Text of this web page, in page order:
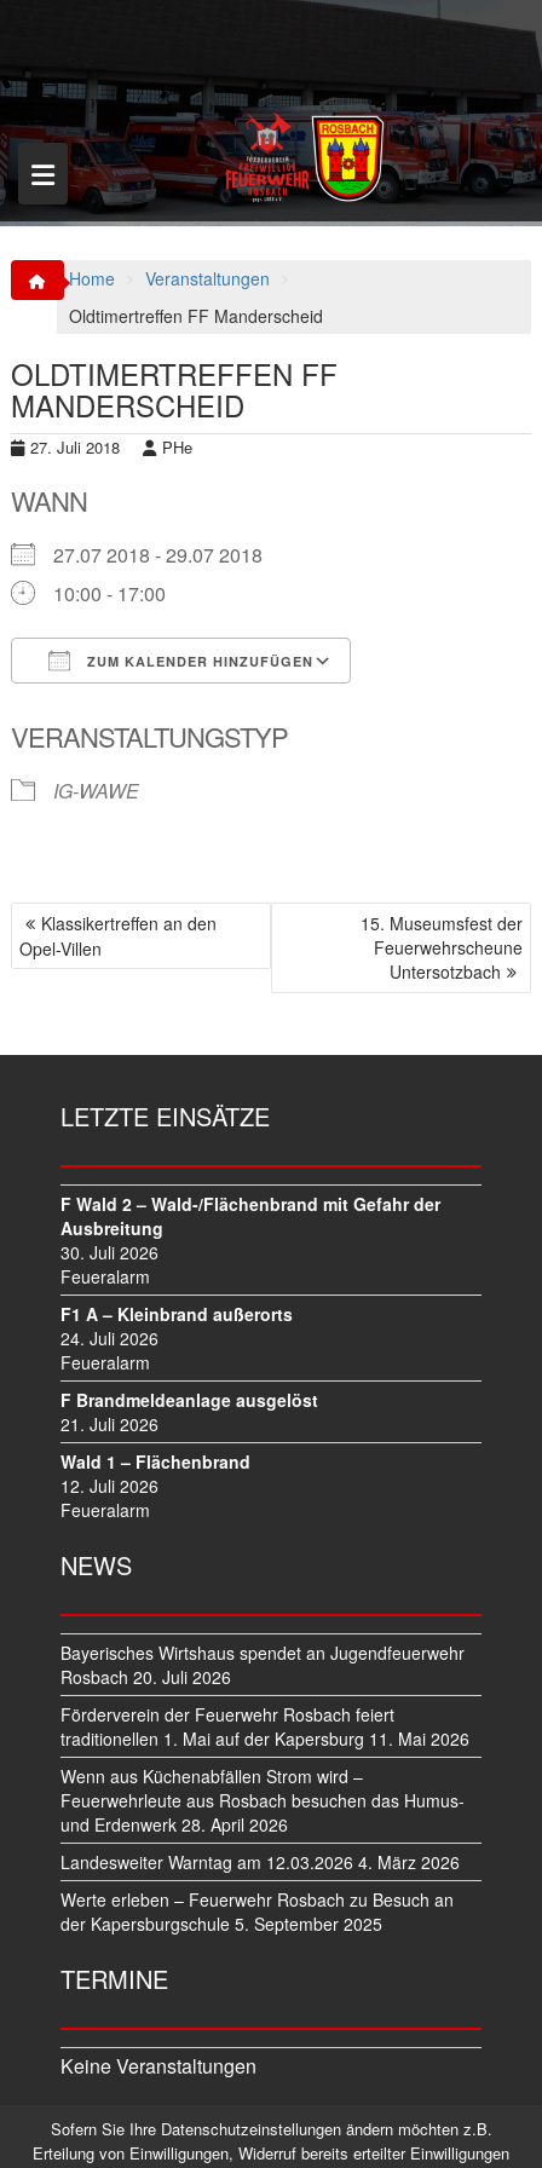
p
o
c
o
n
t
Home
Veranstaltungen
Oldtimertreffen FF Manderscheid
OLDTIMERTREFFEN FF
MANDERSCHEID
27. Juli 2018 PHe
WANN
27.07 2018 - 29.07 2018
10:00 - 17:00
ZUM KALENDER HINZUFÜGEN
VERANSTALTUNGSTYP
IG-WAWE
B
E
R
Klassikertreffen an den
Opel-Villen
15. Museumsfest der
Feuerwehrscheune
Untersotzbach
LETZTE EINSÄTZE
F Wald 2 – Wald-/Flächenbrand mit Gefahr der
Ausbreitung
30. Juli 2026
Feueralarm
F1 A – Kleinbrand außerorts
24. Juli 2026
Feueralarm
F Brandmeldeanlage ausgelöst
21. Juli 2026
Wald 1 – Flächenbrand
12. Juli 2026
Feueralarm
NEWS
Bayerisches Wirtshaus spendet an Jugendfeuerwehr
Rosbach 20. Juli 2026
Förderverein der Feuerwehr Rosbach feiert
traditionellen 1. Mai auf der Kapersburg 11. Mai 2026
Wenn aus Küchenabfällen Strom wird –
Feuerwehrleute aus Rosbach besuchen das Humus-
und Erdenwerk 28. April 2026
Landesweiter Warntag am 12.03.2026 4. März 2026
Werte erleben – Feuerwehr Rosbach zu Besuch an
der Kapersburgschule 5. September 2025
TERMINE
Keine Veranstaltungen
Datenschutz Impressum
Sofern Sie Ihre Datenschutzeinstellungen ändern möchten z.B.
Erteilung von Einwilligungen, Widerruf bereits erteilter Einwilligungen